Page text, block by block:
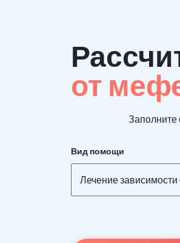
от
Заполните
Вид помощи
Лечение зависимости от